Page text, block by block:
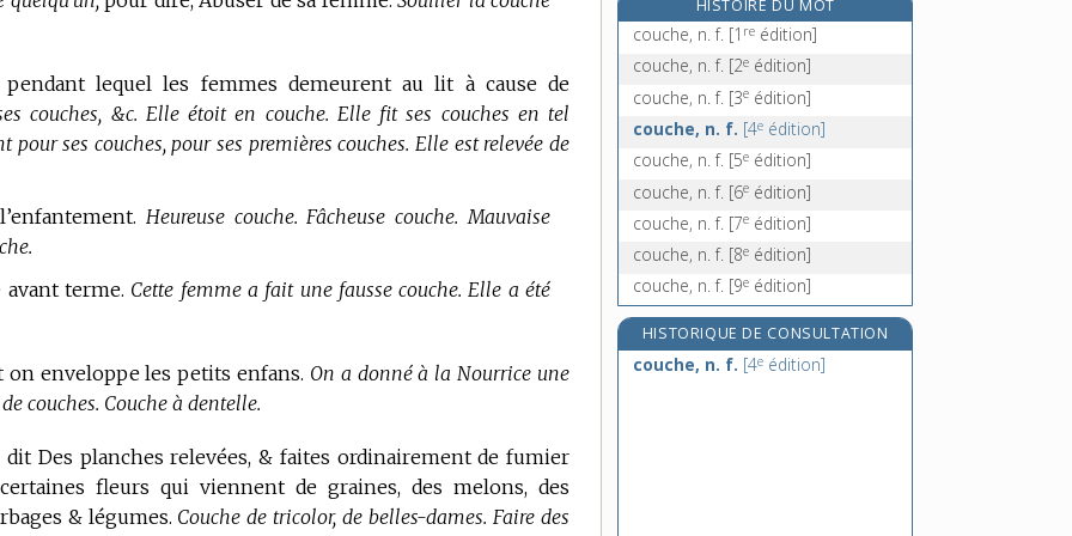
lequel les femmes demeurent au lit à cause de
couches, &c. Elle étoit en couche. Elle fit ses couches en tel
ses couches, pour ses premières couches. Elle est relevée de
Heureuse couche. Fâcheuse couche. Mauvaise
terme. Cette femme a fait une fausse couche. Elle a été
enveloppe les petits enfans. On a donné à la Nourrice une
couches. Couche à dentelle.
Des planches relevées, & faites ordinairement de fumier
fleurs qui viennent de graines, des melons, des
& légumes. Couche de tricolor, de belles-dames. Faire des
couche-tard, n. inv.
couche-tôt, n. inv.
couchette, n. f.
HISTOIRE DU MOT
couche, n. f. [1 re édition]
couche, n. f. [2e édition]
couche, n. f. [3e édition]
couche, n. f. [4e édition]
couche, n. f. [5e édition]
couche, n. f. [6e édition]
couche, n. f. [7e édition]
couche, n. f. [8e édition]
couche, n. f. [9e édition]
HISTORIQUE DE CONSULTATION
couche, n. f. [4e édition]